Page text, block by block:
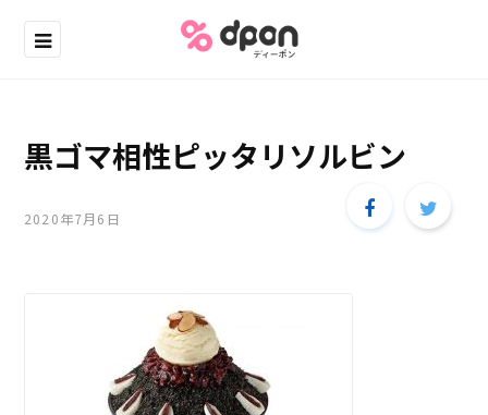
黒ゴマ相性ピッタリソルビン
2020年7月6日